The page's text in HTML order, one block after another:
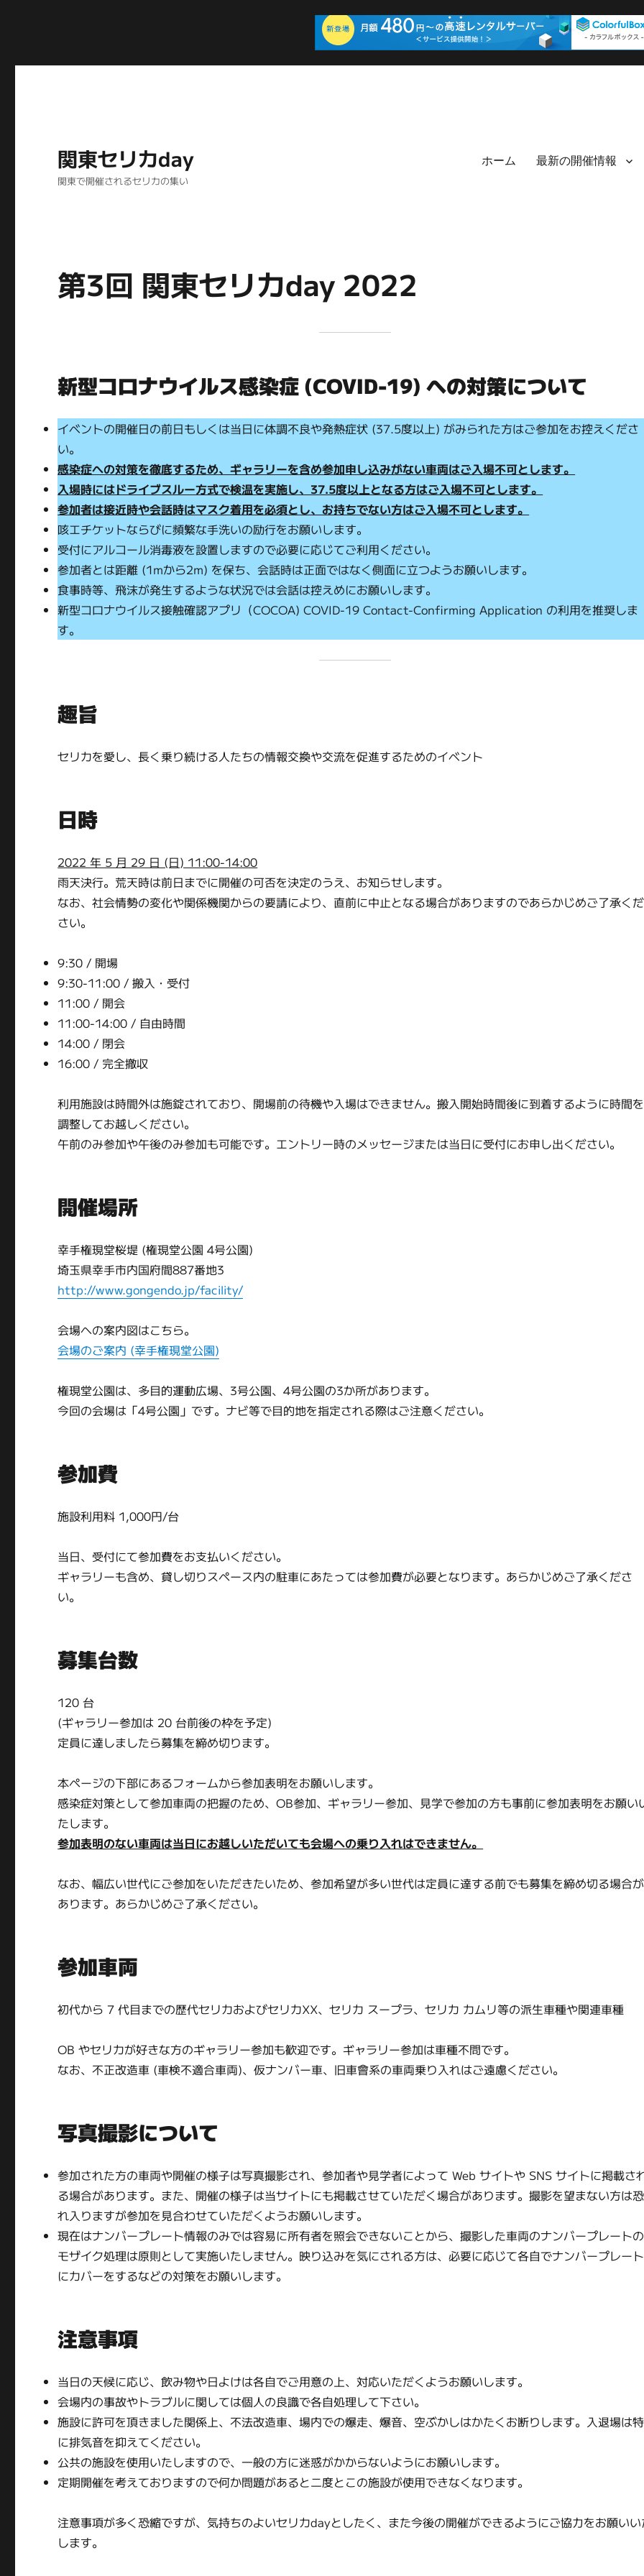
関東セリカday
関東で開催されるセリカの集い
ホーム 最新の開催情報
第3回 関東セリカday 2022
新型コロナウイルス感染症 (COVID-19) への対策について
イベントの開催日の前日もしくは当日に体調不良や発熱症状 (37.5度以上) がみられた方はご参加をお控えくださ
い。
感染症への対策を徹底するため、ギャラリーを含め参加申し込みがない車両はご入場不可とします。
入場時にはドライブスルー方式で検温を実施し、37.5度以上となる方はご入場不可とします。
参加者は接近時や会話時はマスク着用を必須とし、お持ちでない方はご入場不可とします。
咳エチケットならびに頻繁な手洗いの励行をお願いします。
受付にアルコール消毒液を設置しますので必要に応じてご利用ください。
参加者とは距離 (1mから2m) を保ち、会話時は正面ではなく側面に立つようお願いします。
食事時等、飛沫が発生するような状況では会話は控えめにお願いします。
新型コロナウイルス接触確認アプリ（COCOA) COVID-19 Contact-Confirming Application の利用を推奨しま
す。
趣旨
セリカを愛し、長く乗り続ける人たちの情報交換や交流を促進するためのイベント
日時
2022 年 5 月 29 日 (日) 11:00-14:00
雨天決行。荒天時は前日までに開催の可否を決定のうえ、お知らせします。
なお、社会情勢の変化や関係機関からの要請により、直前に中止となる場合がありますのであらかじめご了承くだ
さい。
9:30 / 開場
9:30-11:00 / 搬入・受付
11:00 / 開会
11:00-14:00 / 自由時間
14:00 / 閉会
16:00 / 完全撤収
利用施設は時間外は施錠されており、開場前の待機や入場はできません。搬入開始時間後に到着するように時間を
調整してお越しください。
午前のみ参加や午後のみ参加も可能です。エントリー時のメッセージまたは当日に受付にお申し出ください。
開催場所
幸手権現堂桜堤 (権現堂公園 4号公園)
埼玉県幸手市内国府間887番地3
http://www.gongendo.jp/facility/
会場への案内図はこちら。
会場のご案内 (幸手権現堂公園)
権現堂公園は、多目的運動広場、3号公園、4号公園の3か所があります。
今回の会場は「4号公園」です。ナビ等で目的地を指定される際はご注意ください。
参加費
施設利用料 1,000円/台
当日、受付にて参加費をお支払いください。
ギャラリーも含め、貸し切りスペース内の駐車にあたっては参加費が必要となります。あらかじめご了承くださ
い。
募集台数
120 台
(ギャラリー参加は 20 台前後の枠を予定)
定員に達しましたら募集を締め切ります。
本ページの下部にあるフォームから参加表明をお願いします。
感染症対策として参加車両の把握のため、OB参加、ギャラリー参加、見学で参加の方も事前に参加表明をお願い
たします。
参加表明のない車両は当日にお越しいただいても会場への乗り入れはできません。
なお、幅広い世代にご参加をいただきたいため、参加希望が多い世代は定員に達する前でも募集を締め切る場合が
あります。あらかじめご了承ください。
参加車両
初代から 7 代目までの歴代セリカおよびセリカXX、セリカ スープラ、セリカ カムリ等の派生車種や関連車種
OB やセリカが好きな方のギャラリー参加も歓迎です。ギャラリー参加は車種不問です。
なお、不正改造車 (車検不適合車両)、仮ナンバー車、旧車會系の車両乗り入れはご遠慮ください。
写真撮影について
参加された方の車両や開催の様子は写真撮影され、参加者や見学者によって Web サイトや SNS サイトに掲載さ
る場合があります。また、開催の様子は当サイトにも掲載させていただく場合があります。撮影を望まない方は恐
れ入りますが参加を見合わせていただくようお願いします。
現在はナンバープレート情報のみでは容易に所有者を照会できないことから、撮影した車両のナンバープレートの
モザイク処理は原則として実施いたしません。映り込みを気にされる方は、必要に応じて各自でナンバープレート
にカバーをするなどの対策をお願いします。
注意事項
当日の天候に応じ、飲み物や日よけは各自でご用意の上、対応いただくようお願いします。
会場内の事故やトラブルに関しては個人の良識で各自処理して下さい。
施設に許可を頂きました関係上、不法改造車、場内での爆走、爆音、空ぶかしはかたくお断りします。入退場は特
に排気音を抑えてください。
公共の施設を使用いたしますので、一般の方に迷惑がかからないようにお願いします。
定期開催を考えておりますので何か問題があると二度とこの施設が使用できなくなります。
注意事項が多く恐縮ですが、気持ちのよいセリカdayとしたく、また今後の開催ができるようにご協力をお願い
します。